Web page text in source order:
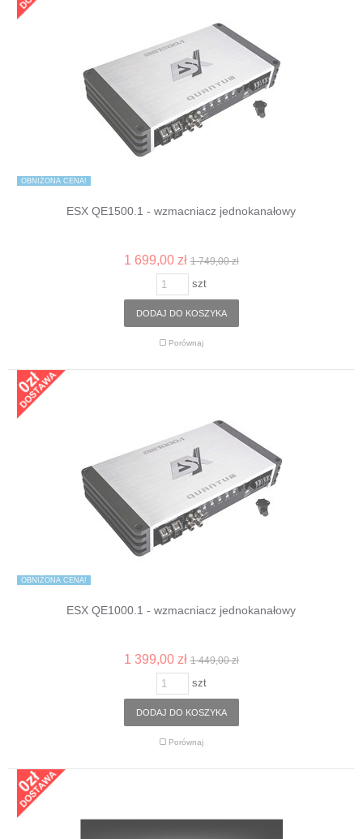
ESX QE1500.1 - wzmacniacz jednokanałowy
1 699,00 zł 1 749,00 zł
OBNIŻONA CENA!
szt
DODAJ DO KOSZYKA
Porównaj
ESX QE1000.1 - wzmacniacz jednokanałowy
1 399,00 zł 1 449,00 zł
OBNIŻONA CENA!
szt
DODAJ DO KOSZYKA
Porównaj